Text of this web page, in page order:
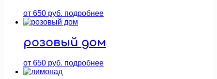
от 650 руб. подробнее
розовый дом
от 650 руб. подробнее